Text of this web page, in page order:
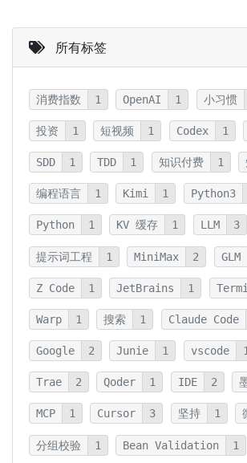
所有标签
消费指数 1 OpenAI 1 小习惯
投资 1 短视频 1 Codex 1
SDD 1 TDD 1 知识付费 1
编程语言 1 Kimi 1 Python3
Python 1 KV 缓存 1 LLM 3
提示词工程 1 MiniMax 2 GLM
Z Code 1 JetBrains 1
Warp 1 搜索 1 Claude Code
Google 2 Junie 1 vscode 1
Trae 2 Qoder 1 IDE 2
MCP 1 Cursor 3 坚持 1
分组校验 1 Bean Validation 1